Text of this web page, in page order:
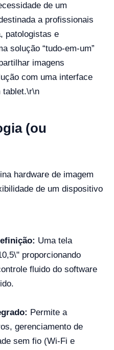
de um
a profissionais
patologistas e
solução “tudo-em-um”
imagens
com uma interface
tablet.\r\n
(ou
hardware de imagem
de um dispositivo
Uma tela
proporcionando
fluido do software
Permite a
gerenciamento de
sem fio (Wi‑Fi e